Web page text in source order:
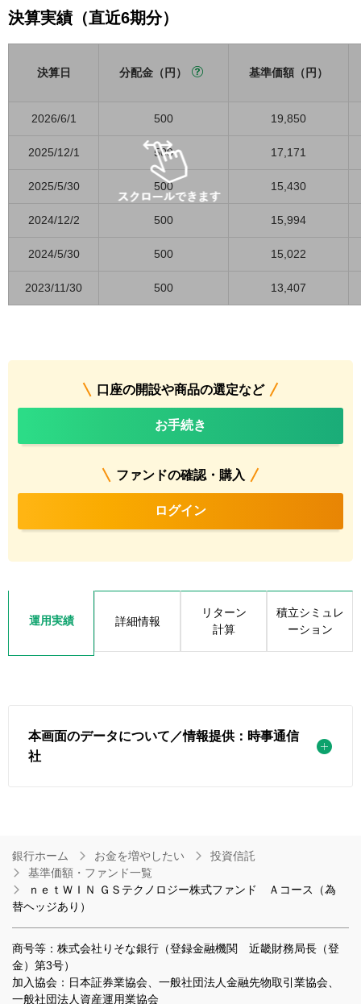
決算実績（直近6期分）
決算日 分配金（円） 基準価額（円）
2026/6/1 500 19,850
2025/12/1 500 17,171
2025/5/30 500 15,430
2024/12/2 500 15,994
2024/5/30 500 15,022
2023/11/30 500 13,407
口座の開設や商品の選定など
お手続き
ファンドの確認・購入
ログイン
運用実績 詳細情報
リターン
計算
積立シミュレ
ーション
本画面のデータについて／情報提供：時事通信
社
銀行ホーム お金を増やしたい
投資信託
基準価額・ファンド一覧
ｎｅｔＷＩＮ ＧＳテクノロジー株式ファンド Ａコース（為
替ヘッジあり）
商号等：株式会社りそな銀行（登録金融機関 近畿財務局長（登
金）第3号）
加入協会：日本証券業協会、一般社団法人金融先物取引業協会、
一般社団法人資産運用業協会